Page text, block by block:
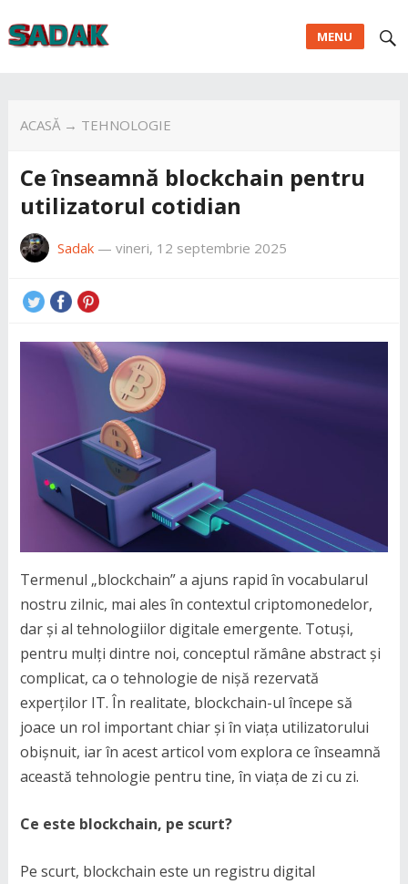
MENU
ACASĂ→ TEHNOLOGIE
Ce înseamnă blockchain pentru
utilizatorul cotidian
Sadak— vineri, 12 septembrie 2025
Termenul „blockchain” a ajuns rapid în vocabularul
nostru zilnic, mai ales în contextul criptomonedelor,
dar și al tehnologiilor digitale emergente. Totuși,
pentru mulți dintre noi, conceptul rămâne abstract și
complicat, ca o tehnologie de nișă rezervată
experților IT. În realitate, blockchain-ul începe să
joace un rol important chiar și în viața utilizatorului
obișnuit, iar în acest articol vom explora ce înseamnă
această tehnologie pentru tine, în viața de zi cu zi.
Ce este blockchain, pe scurt?
Pe scurt, blockchain este un registru digital